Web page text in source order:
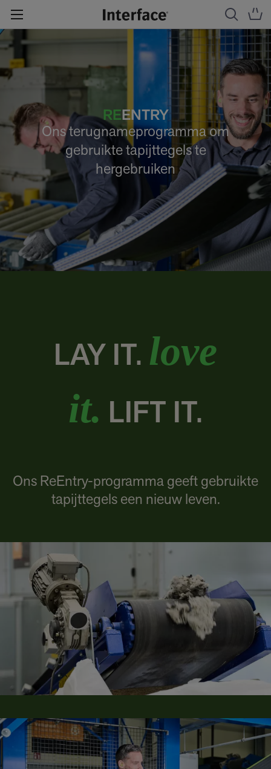
RE ENTRY
Ons terugnameprogramma om
gebruikte tapijttegels te
hergebruiken
LAY IT. love
it. LIFT IT.
Ons ReEntry-programma geeft gebruikte
tapijttegels een nieuw leven.